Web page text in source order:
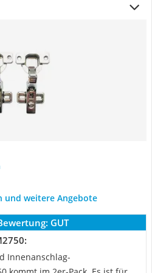
und weitere Angebote
GUT
Innenanschlag-